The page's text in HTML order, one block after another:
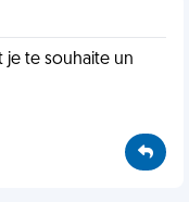
je te souhaite un